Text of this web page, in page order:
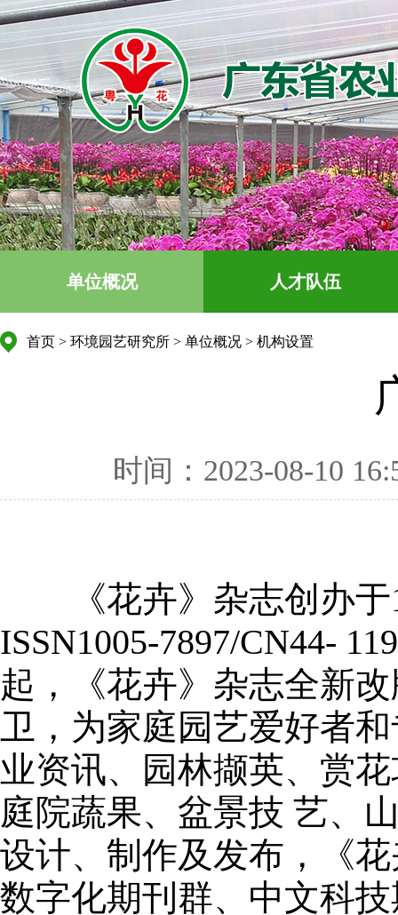
单位概况 人才队伍
首页 > 环境园艺研究所 > 单位概况 > 机构设置
时间：2023-08-10
《花卉》杂志创办于
ISSN1005-7897/CN44-
起，《花卉》杂志全新
卫，为家庭园艺爱好者
业资讯、园林撷英、赏
庭院蔬果、盆景技 艺、
设计、制作及发布，《
数字化期刊群、中文科